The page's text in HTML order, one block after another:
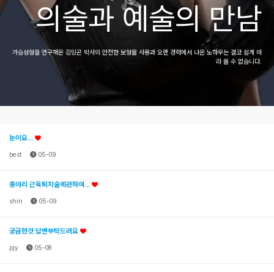
의술과 예술의 만남
가슴성형을 연구해온 김잉곤 박사의 안전한 보형물 사용과 오랜 경력에서 나온 노하우는 결코 쉽게 따
라 올 수 없습니다.
눈이요...
best 05-09
종아리 근육퇴치술에관하여...
shin 05-09
궁금한것 답변부탁드려요
pjy 05-08